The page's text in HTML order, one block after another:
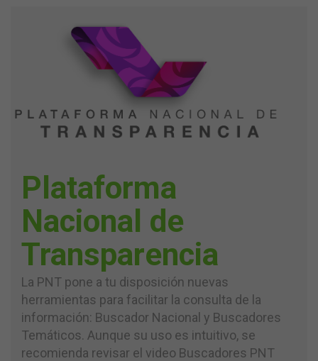
Plataforma
Nacional de
Transparencia
La PNT pone a tu disposición nuevas
herramientas para facilitar la consulta de la
información: Buscador Nacional y Buscadores
Temáticos. Aunque su uso es intuitivo, se
recomienda revisar el video Buscadores PNT